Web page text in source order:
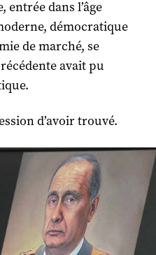
dans l’âge
démocratique
de marché, se
avait pu
d’avoir trouvé.